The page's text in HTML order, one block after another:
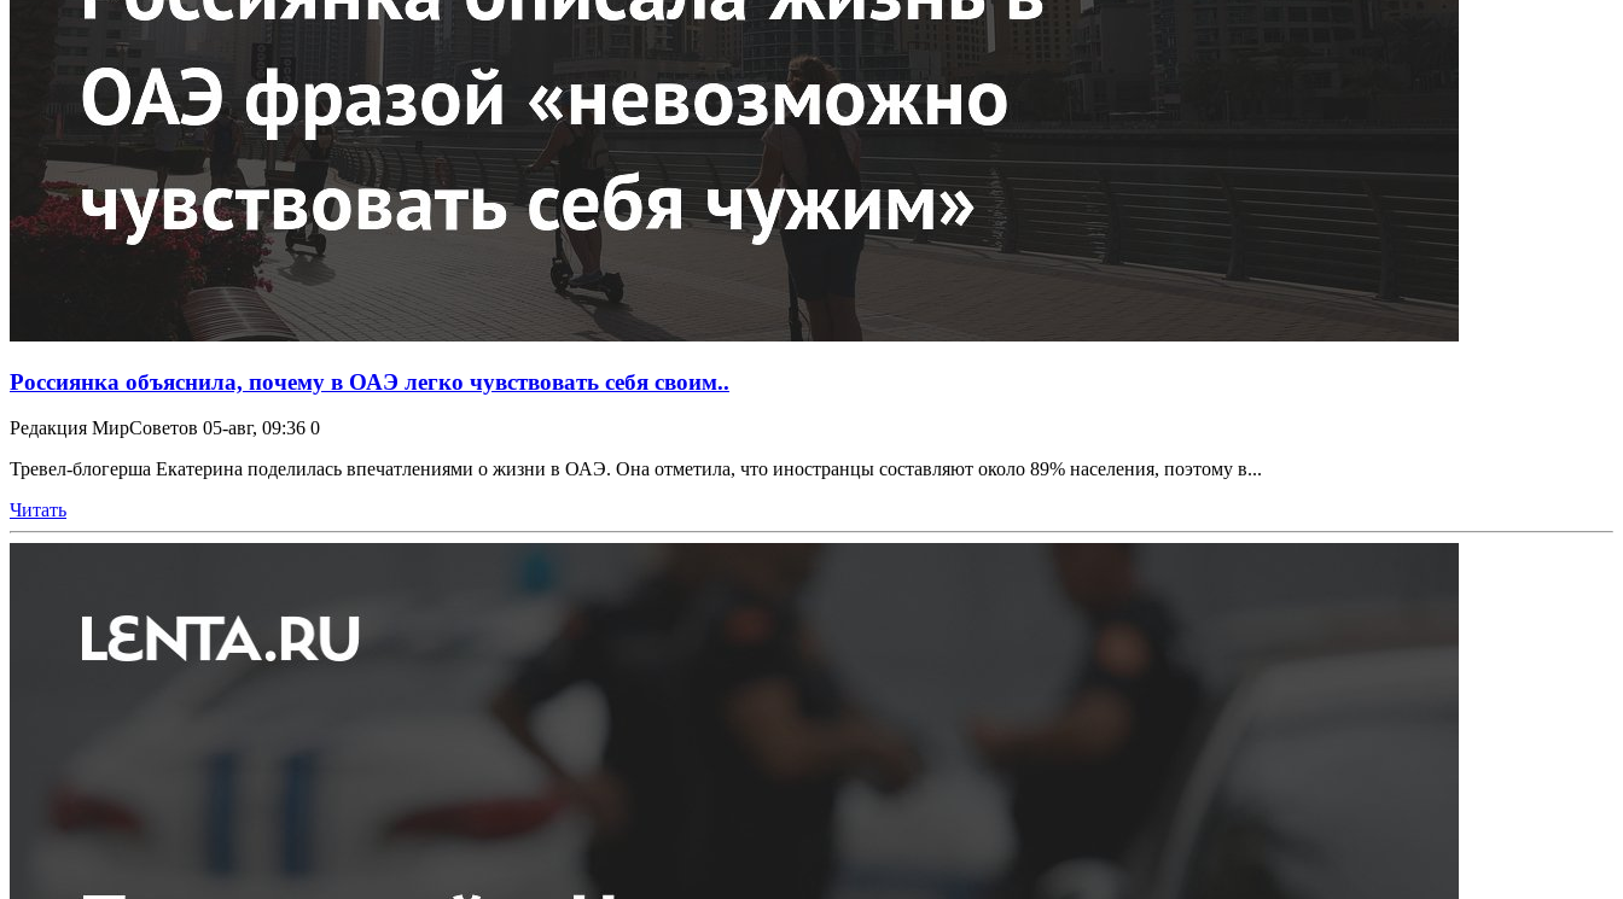
Россиянка объяснила, почему в ОАЭ легко чувствовать себя своим..
Редакция МирСоветов 05-авг, 09:36 0
Тревел-блогерша Екатерина поделилась впечатлениями о жизни в ОАЭ. Она отметила, что иностранцы составляют около 89% населения, поэтому в...
Читать